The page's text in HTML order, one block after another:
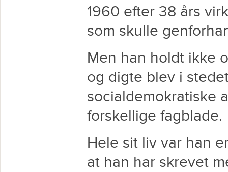
1960 efter 38 års
som skulle
Men han holdt ikke
og digte blev i
socialdemokratiske
forskellige fagblade.
Hele sit liv var han
at han har skrevet